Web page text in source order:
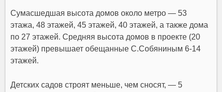
Сумасшедшая высота домов около метро — 53
этажа, 48 этажей, 45 этажей, 40 этажей, а также дома
по 27 этажей. Средняя высота домов в проекте (20
этажей) превышает обещанные С.Собяниным 6-14
этажей.
Детских садов строят меньше, чем сносят, — 5